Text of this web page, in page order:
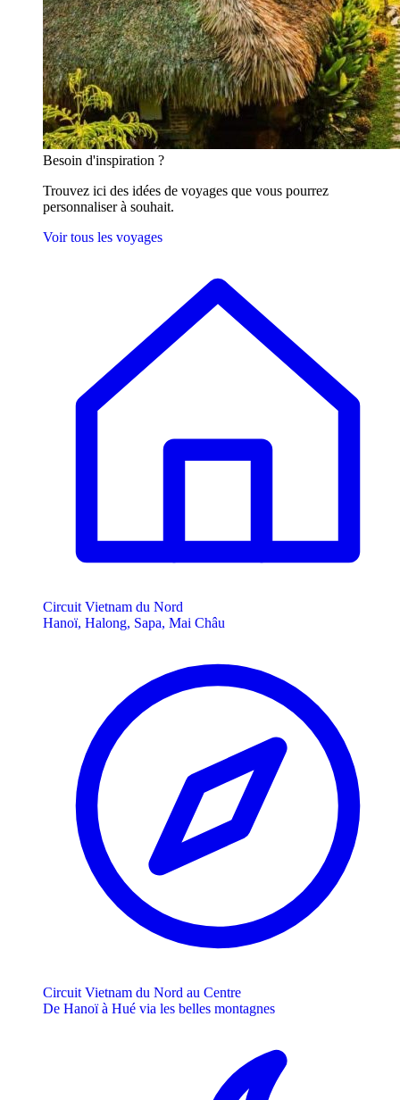
Besoin d'inspiration ?
Trouvez ici des idées de voyages que vous pourrez
personnaliser à souhait.
Voir tous les voyages
Circuit Vietnam du Nord
Hanoï, Halong, Sapa, Mai Châu
Circuit Vietnam du Nord au Centre
De Hanoï à Hué via les belles montagnes